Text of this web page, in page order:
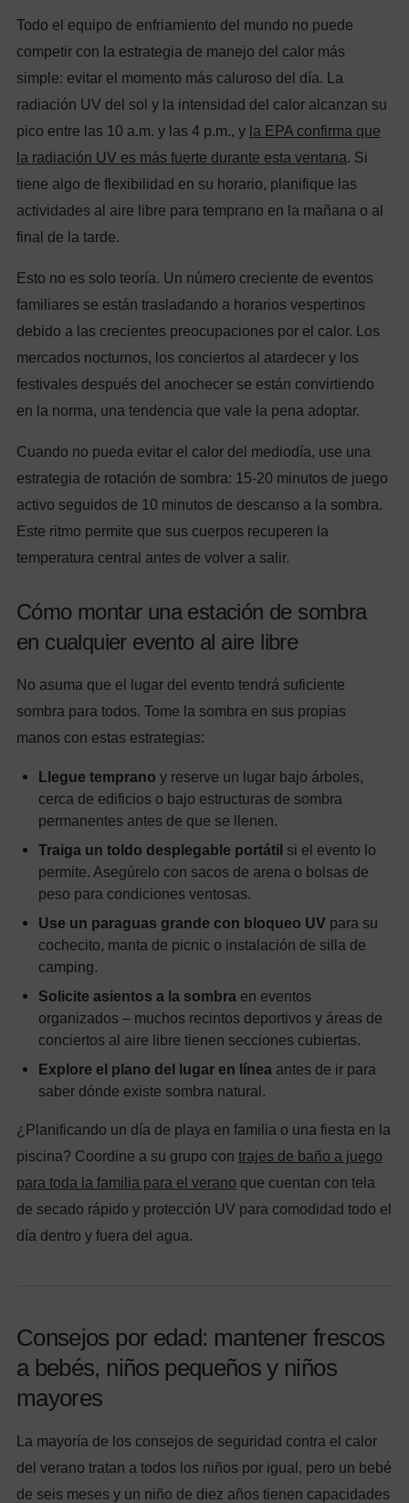
Todo el equipo de enfriamiento del mundo no puede
competir con la estrategia de manejo del calor más
simple: evitar el momento más caluroso del día. La
radiación UV del sol y la intensidad del calor alcanzan su
pico entre las 10 a.m. y las 4 p.m., y la EPA confirma que
la radiación UV es más fuerte durante esta ventana. Si
tiene algo de flexibilidad en su horario, planifique las
actividades al aire libre para temprano en la mañana o al
final de la tarde.
Esto no es solo teoría. Un número creciente de eventos
familiares se están trasladando a horarios vespertinos
debido a las crecientes preocupaciones por el calor. Los
mercados nocturnos, los conciertos al atardecer y los
festivales después del anochecer se están convirtiendo
en la norma, una tendencia que vale la pena adoptar.
Cuando no pueda evitar el calor del mediodía, use una
estrategia de rotación de sombra: 15-20 minutos de juego
activo seguidos de 10 minutos de descanso a la sombra.
Este ritmo permite que sus cuerpos recuperen la
temperatura central antes de volver a salir.
Cómo montar una estación de sombra
en cualquier evento al aire libre
No asuma que el lugar del evento tendrá suficiente
sombra para todos. Tome la sombra en sus propias
manos con estas estrategias:
Llegue temprano y reserve un lugar bajo árboles,
cerca de edificios o bajo estructuras de sombra
permanentes antes de que se llenen.
Traiga un toldo desplegable portátil si el evento lo
permite. Asegúrelo con sacos de arena o bolsas de
peso para condiciones ventosas.
Use un paraguas grande con bloqueo UV para su
cochecito, manta de picnic o instalación de silla de
camping.
Solicite asientos a la sombra en eventos
organizados – muchos recintos deportivos y áreas de
conciertos al aire libre tienen secciones cubiertas.
Explore el plano del lugar en línea antes de ir para
saber dónde existe sombra natural.
¿Planificando un día de playa en familia o una fiesta en la
piscina? Coordine a su grupo con trajes de baño a juego
para toda la familia para el verano que cuentan con tela
de secado rápido y protección UV para comodidad todo el
día dentro y fuera del agua.
Consejos por edad: mantener frescos
a bebés, niños pequeños y niños
mayores
La mayoría de los consejos de seguridad contra el calor
del verano tratan a todos los niños por igual, pero un bebé
de seis meses y un niño de diez años tienen capacidades